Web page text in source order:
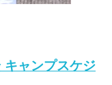
キャンプスケジ